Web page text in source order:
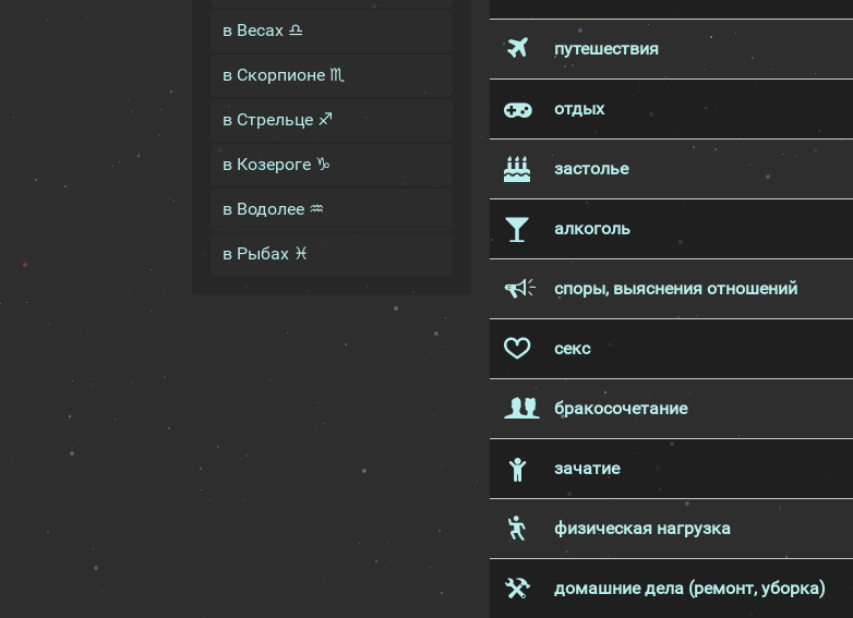
в Весах ♎
в Скорпионе ♏
в Стрельце ♐
в Козероге ♑
в Водолее ♒
в Рыбах ♓
путешествия
отдых
застолье
алкоголь
споры, выяснения отношений
секс
бракосочетание
зачатие
физическая нагрузка
домашние дела (ремонт, уборка)